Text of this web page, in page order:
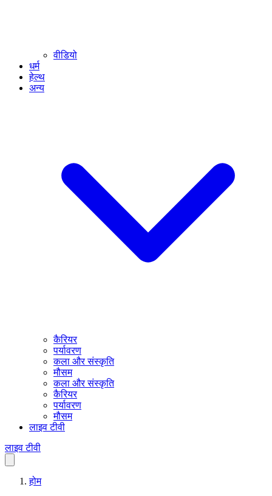
वीडियो
धर्म
हेल्थ
अन्य
कैरियर
पर्यावरण
कला और संस्कृति
मौसम
कला और संस्कृति
कैरियर
पर्यावरण
मौसम
लाइव टीवी
लाइव टीवी
होम